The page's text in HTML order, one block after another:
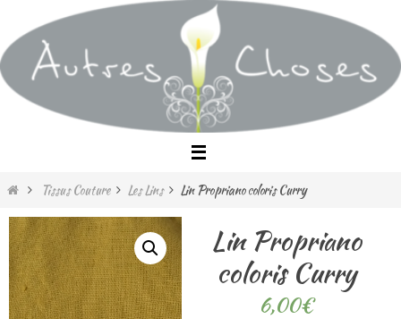
vers
le
contenu
HomeTissus Couture Les Lins Lin Propriano coloris Curry
Lin Propriano
coloris Curry
6,00€